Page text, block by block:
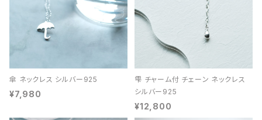
傘 ネックレス シルバー925
¥7,980
雫 チャーム付 チェーン ネックレス
シルバー925
¥12,800